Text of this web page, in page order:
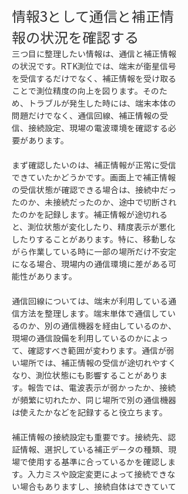
情報3として通信と補正情
報の状況を確認する
三つ目に整理したい情報は、通信と補正情報
の状況です。RTK測位では、端末が衛星信号
を受信するだけでなく、補正情報を受け取る
ことで測位精度の向上を図ります。そのた
め、トラブルが発生した時には、端末本体の
問題だけでなく、通信回線、補正情報の受
信、接続設定、現場の電波環境を確認する必
要があります。
まず確認したいのは、補正情報が正常に受信
できていたかどうかです。画面上で補正情報
の受信状態が確認できる場合は、接続中だっ
たのか、未接続だったのか、途中で切断され
たのかを記録します。補正情報が途切れる
と、測位状態が変化したり、精度表示が悪化
したりすることがあります。特に、移動しな
がら作業している時に一部の場所だけ不安定
になる場合、現場内の通信環境に差がある可
能性があります。
通信回線については、端末が利用している通
信方法を整理します。端末単体で通信してい
るのか、別の通信機器を経由しているのか、
現場の通信設備を利用しているのかによっ
て、確認すべき範囲が変わります。通信が弱
い場所では、補正情報の受信が途切れやすく
なり、測位状態にも影響することがありま
す。報告では、電波表示が弱かったか、接続
が頻繁に切れたか、同じ場所で別の通信機器
は使えたかなどを記録すると役立ちます。
補正情報の接続設定も重要です。接続先、認
証情報、選択している補正データの種類、現
場で使用する基準に合っているかを確認しま
す。入力ミスや設定変更によって接続できな
い場合もありますし、接続自体はできていて